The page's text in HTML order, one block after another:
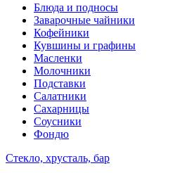
Блюда и подносы
Заварочные чайники
Кофейники
Кувшины и графины
Масленки
Молочники
Подставки
Салатники
Сахарницы
Соусники
Фондю
Стекло, хрусталь, бар